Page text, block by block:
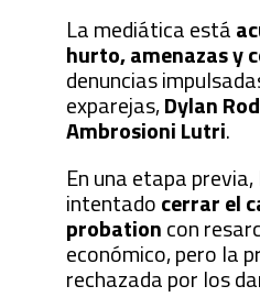
La mediática está
hurto, amenazas y
denuncias
exparejas,Dylan
Ambrosioni Lutri.
En una etapa
intentadocerrar el
probationcon
económico, pero la
rechazada por los